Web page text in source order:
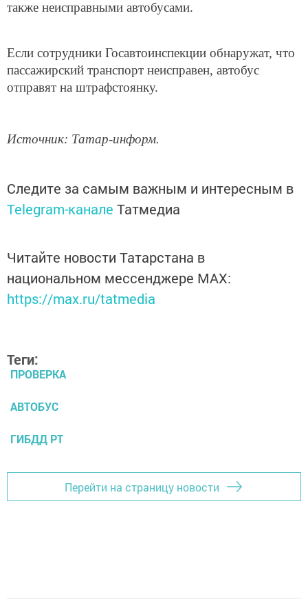
также неисправными автобусами.
Если сотрудники Госавтоинспекции обнаружат, что
пассажирский транспорт неисправен, автобус
отправят на штрафстоянку.
Источник: Татар-информ.
Следите за самым важным и интересным в
Telegram-канале Татмедиа
Читайте новости Татарстана в
национальном мессенджере MАХ:
https://max.ru/tatmedia
Теги:
ПРОВЕРКА
АВТОБУС
ГИБДД РТ
Перейти на страницу новости